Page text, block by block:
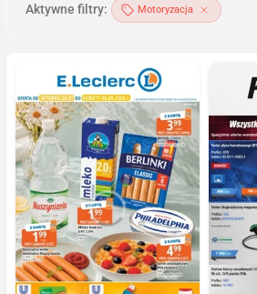
Aktywne filtry: Motoryzacja